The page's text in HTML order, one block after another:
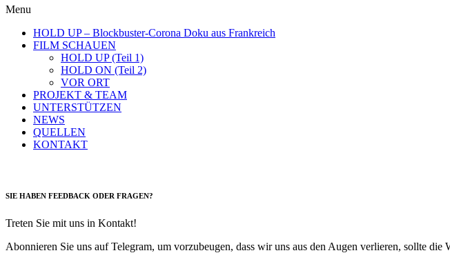
Menu
HOLD UP – Blockbuster-Corona Doku aus Frankreich
FILM SCHAUEN
HOLD UP (Teil 1)
HOLD ON (Teil 2)
VOR ORT
PROJEKT & TEAM
UNTERSTÜTZEN
NEWS
QUELLEN
KONTAKT
SIE HABEN FEEDBACK ODER FRAGEN?
Treten Sie mit uns in Kontakt!
Abonnieren Sie uns auf Telegram, um vorzubeugen, dass wir uns aus den Augen verlieren, sollte